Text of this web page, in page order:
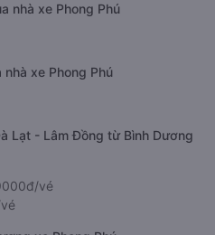
nhà xe Phong Phú
xe Phong Phú
Lạt - Lâm Đồng từ Bình Dương
vé